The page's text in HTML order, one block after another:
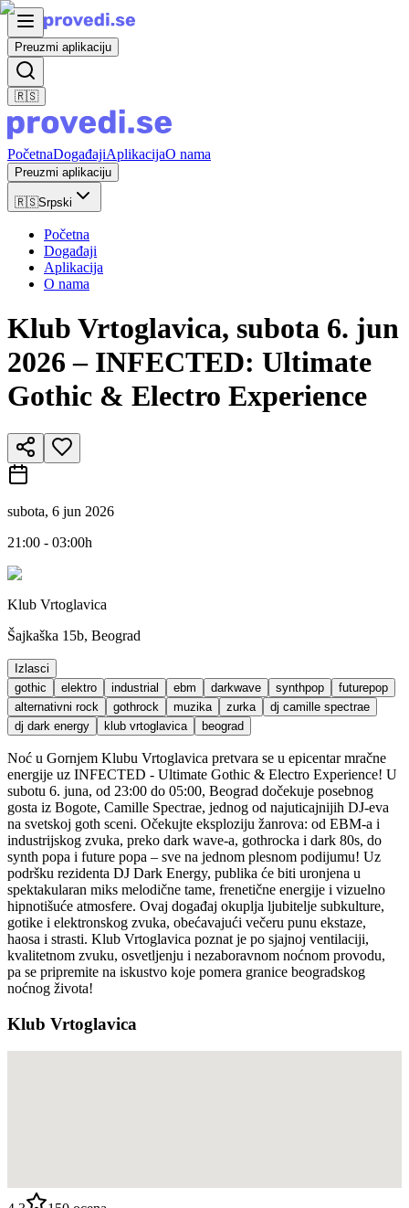
Preuzmi aplikaciju
🇷🇸
PočetnaDogađajiAplikacijaO nama
Preuzmi aplikaciju
🇷🇸Srpski
Početna
Događaji
Aplikacija
O nama
Klub Vrtoglavica, subota 6. jun
2026 – INFECTED: Ultimate
Gothic & Electro Experience
subota, 6 jun 2026
21:00 - 03:00h
Klub Vrtoglavica
Šajkaška 15b, Beograd
Izlasci
gothic
elektro industrial ebm darkwave synthpop
futurepop
alternativni rock
gothrock muzika zurka
dj camille spectrae
dj dark energy
klub vrtoglavica beograd
Noć u Gornjem Klubu Vrtoglavica pretvara se u epicentar mračne
energije uz INFECTED - Ultimate Gothic & Electro Experience! U
subotu 6. juna, od 23:00 do 05:00, Beograd dočekuje posebnog
gosta iz Bogote, Camille Spectrae, jednog od najuticajnijih DJ-eva
na svetskoj goth sceni. Očekujte eksploziju žanrova: od EBM-a i
industrijskog zvuka, preko dark wave-a, gothrocka i dark 80s, do
synth popa i future popa – sve na jednom plesnom podijumu! Uz
podršku rezidenta DJ Dark Energy, publika će biti uronjena u
spektakularan miks melodične tame, frenetične energije i vizuelno
hipnotišuće atmosfere. Ovaj događaj okuplja ljubitelje subkulture,
gotike i elektronskog zvuka, obećavajući večeru punu ekstaze,
haosa i strasti. Klub Vrtoglavica poznat je po sjajnoj ventilaciji,
kvalitetnom zvuku, osvetljenju i nezaboravnom noćnom provodu,
pa se pripremite na iskustvo koje pomera granice beogradskog
noćnog života!
Klub Vrtoglavica